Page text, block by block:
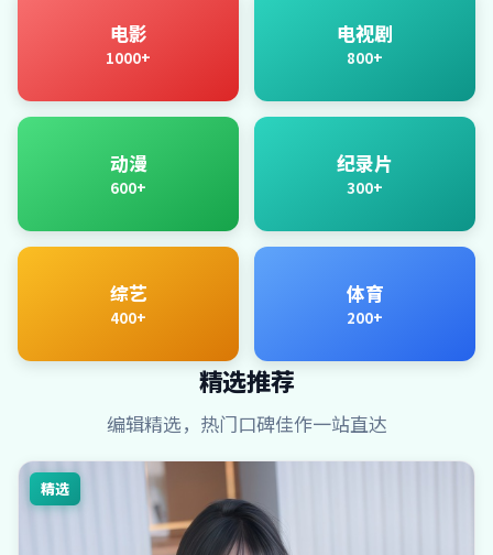
电影
1000+
电视剧
800+
动漫
600+
纪录片
300+
综艺
400+
体育
200+
精选推荐
编辑精选，热门口碑佳作一站直达
精选